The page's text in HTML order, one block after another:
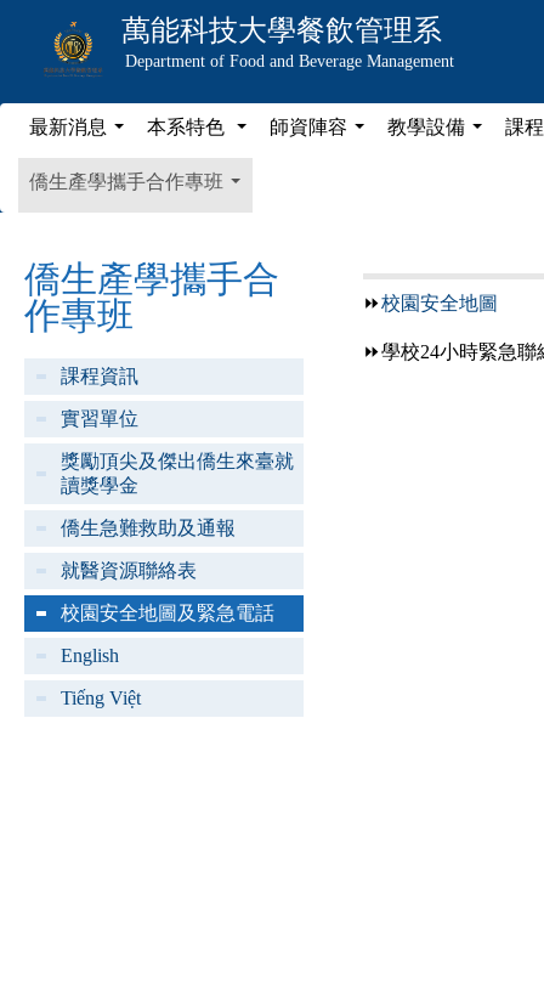
萬能科技大學餐飲管理系
Department of Food and Beverage Management
最新消息 本系特色 師資陣容 教學設備 課
僑生產學攜手合作專班
僑生產學攜手合
作專班
課程資訊
實習單位
獎勵頂尖及傑出僑生來臺就
讀獎學金
僑生急難救助及通報
就醫資源聯絡表
校園安全地圖及緊急電話
English
Tiếng Việt
⏩校園安全地圖
⏩學校24小時緊急聯